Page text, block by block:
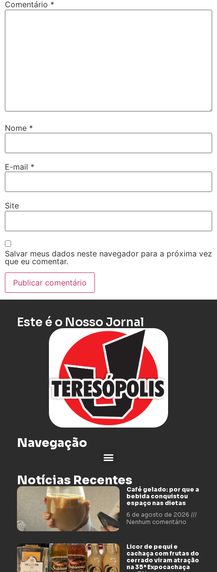
Comentário *
Nome *
E-mail *
Site
Salvar meus dados neste navegador para a próxima vez
que eu comentar.
Este é o Nosso Jornal
Navegação
Notícias Recentes
Café gelado: por que a
bebida conquistou
espaço nas dietas
6 de agosto de 2026
Nenhum comentário
Licor de pequi e
cachaça com frutas do
cerrado viram atração
na 35ª Expocachaça